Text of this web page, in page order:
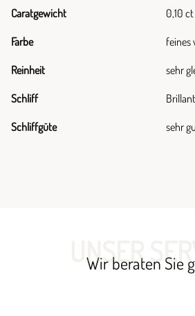
Caratgewicht 0,10 ct
Farbe feines
Reinheit sehr
Schliff Brillant
Schliffgüte sehr
UNSER
Wir beraten Sie